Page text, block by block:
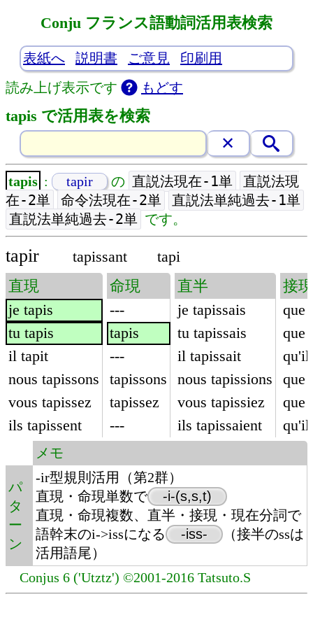
Conju フランス語動詞活用表検索
表紙へ 説明書 ご意見
印刷用
読み上げ表示です
もどす
tapis で活用表を検索
tapis : tapir の 直説法現在-1単
直説法現
在-2単
命令法現在-2単
直説法単純過去-1単
直説法単純過去-2単 です。
tapir tapissant
tapi
直現
je tapis
tu tapis
il tapit
nous tapissons
vous tapissez
ils tapissent
命現
---
tapis
---
tapissons
tapissez
---
直半
je tapissais
tu tapissais
il tapissait
nous tapissions
vous tapissiez
ils tapissaient
接現
que
que
qu'il
que
que
メモ
パ
タ
ー
ン
-ir型規則活用（第2群）
直現・命現単数で
-i-(s,s,t)
直現・命現複数、直半・接現・現在分詞で
語幹末のi->issになる
-iss-
（接半のssは
活用語尾）
Conjus 6 ('Utztz') ©2001-2016 Tatsuto.S